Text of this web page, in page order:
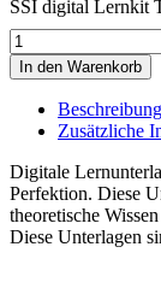
SSI digital Lernkit
In den Warenkorb
Beschreibung
Zusätzliche
Digitale
Perfektion. Diese
theoretische
Diese Unterlagen